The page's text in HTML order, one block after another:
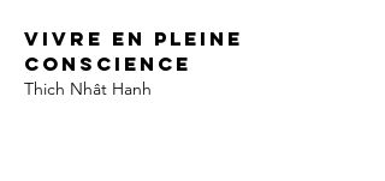
Vivre en pleine
conscience
Thich Nhât Hanh